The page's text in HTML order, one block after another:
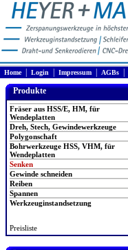
Home| Login Impressum AGBs
Produkte
Fräser aus HSS/E, HM, für
Wendeplatten
Dreh, Stech, Gewindewerkzeuge
Polygonschaft
Bohrwerkzeuge HSS, VHM, für
Wendeplatten
Senken
Gewinde schneiden
Reiben
Spannen
Werkzeuginstandsetzung
Preisliste